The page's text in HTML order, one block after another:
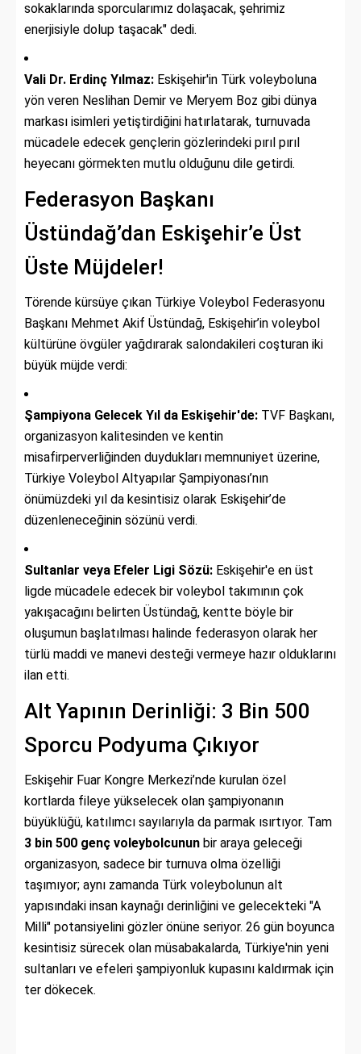
sokaklarında sporcularımız dolaşacak, şehrimiz
enerjisiyle dolup taşacak" dedi.
Vali Dr. Erdinç Yılmaz: Eskişehir'in Türk voleyboluna
yön veren Neslihan Demir ve Meryem Boz gibi dünya
markası isimleri yetiştirdiğini hatırlatarak, turnuvada
mücadele edecek gençlerin gözlerindeki pırıl pırıl
heyecanı görmekten mutlu olduğunu dile getirdi.
Federasyon Başkanı
Üstündağ’dan Eskişehir’e Üst
Üste Müjdeler!
Törende kürsüye çıkan Türkiye Voleybol Federasyonu
Başkanı Mehmet Akif Üstündağ, Eskişehir’in voleybol
kültürüne övgüler yağdırarak salondakileri coşturan iki
büyük müjde verdi:
Şampiyona Gelecek Yıl da Eskişehir'de: TVF Başkanı,
organizasyon kalitesinden ve kentin
misafirperverliğinden duydukları memnuniyet üzerine,
Türkiye Voleybol Altyapılar Şampiyonası’nın
önümüzdeki yıl da kesintisiz olarak Eskişehir’de
düzenleneceğinin sözünü verdi.
Sultanlar veya Efeler Ligi Sözü: Eskişehir'e en üst
ligde mücadele edecek bir voleybol takımının çok
yakışacağını belirten Üstündağ, kentte böyle bir
oluşumun başlatılması halinde federasyon olarak her
türlü maddi ve manevi desteği vermeye hazır olduklarını
ilan etti.
Alt Yapının Derinliği: 3 Bin 500
Sporcu Podyuma Çıkıyor
Eskişehir Fuar Kongre Merkezi’nde kurulan özel
kortlarda fileye yükselecek olan şampiyonanın
büyüklüğü, katılımcı sayılarıyla da parmak ısırtıyor. Tam
3 bin 500 genç voleybolcunun bir araya geleceği
organizasyon, sadece bir turnuva olma özelliği
taşımıyor; aynı zamanda Türk voleybolunun alt
yapısındaki insan kaynağı derinliğini ve gelecekteki "A
Milli" potansiyelini gözler önüne seriyor. 26 gün boyunca
kesintisiz sürecek olan müsabakalarda, Türkiye'nin yeni
sultanları ve efeleri şampiyonluk kupasını kaldırmak için
ter dökecek.